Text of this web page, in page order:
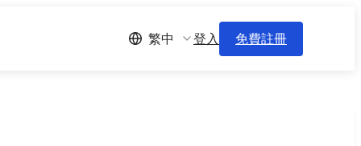
繁中 登入 免費註冊